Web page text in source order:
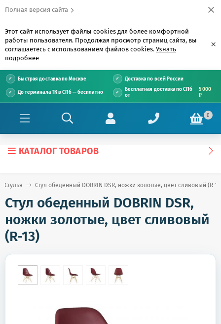
Полная версия сайта
Этот сайт использует файлы cookies для более комфортной
работы пользователя. Продолжая просмотр страниц сайта, вы
соглашаетесь с использованием файлов cookies. Узнать
подробнее
×
Быстрая доставка по Москве Доставка по всей России
До терминала ТК в СПб — бесплатно
Бесплатная доставка по СПб
от
5 000
₽
0
КАТАЛОГ ТОВАРОВ
Стулья Стул обеденный DOBRIN DSR, ножки золотые, цвет сливовый (R-
Стул обеденный DOBRIN DSR,
ножки золотые, цвет сливовый
(R-13)